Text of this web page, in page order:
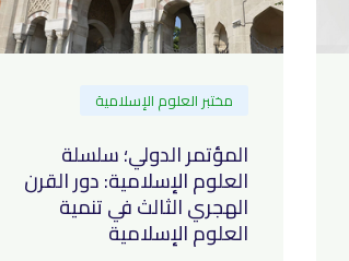
مختبر العلوم الإسلامية
المؤتمر الدولي؛ سلسلة
العلوم الإسلامية: دور القرن
الهجري الثالث في تنمية
العلوم الإسلامية